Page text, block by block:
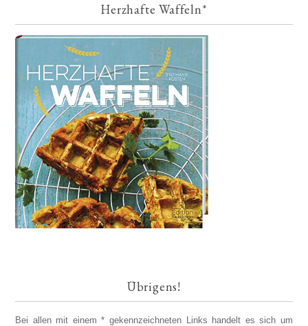
Herzhafte Waffeln*
Übrigens!
Bei allen mit einem * gekennzeichneten Links handelt es sich um